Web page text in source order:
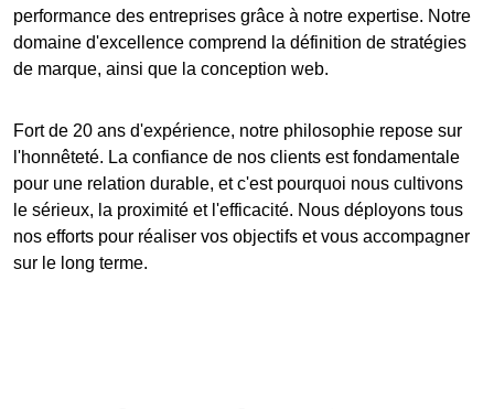
performance des entreprises grâce à notre expertise. Notre
domaine d'excellence comprend la définition de stratégies
de marque, ainsi que la conception web.
Fort de 20 ans d'expérience, notre philosophie repose sur
l'honnêteté. La confiance de nos clients est fondamentale
pour une relation durable, et c'est pourquoi nous cultivons
le sérieux, la proximité et l'efficacité. Nous déployons tous
nos efforts pour réaliser vos objectifs et vous accompagner
sur le long terme.